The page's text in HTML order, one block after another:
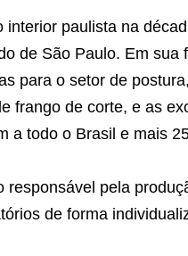
paulista na
de São Paulo. Em sua
para o setor de
frango de corte, e as
a todo o Brasil e mais
pela
de forma